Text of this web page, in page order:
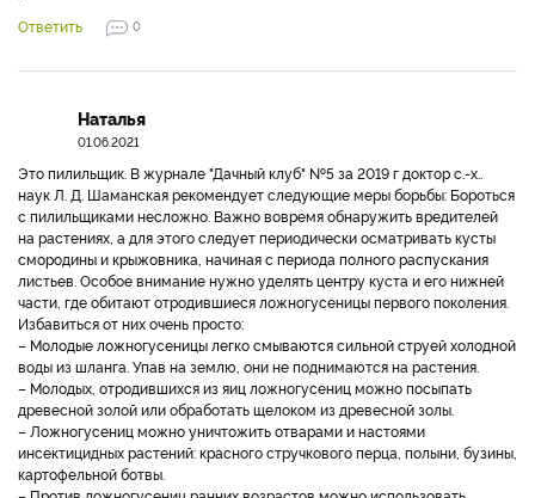
Ответить
0
Наталья
01.06.2021
Это пилильщик. В журнале "Дачный клуб" №5 за 2019 г доктор с.-х..
наук Л. Д. Шаманская рекомендует следующие меры борьбы: Бороться
с пилильщиками несложно. Важно вовремя обнаружить вредителей
на растениях, а для этого следует периодически осматривать кусты
смородины и крыжовника, начиная с периода полного распускания
листьев. Особое внимание нужно уделять центру куста и его нижней
части, где обитают отродившиеся ложногусеницы первого поколения.
Избавиться от них очень просто:
– Молодые ложногусеницы легко смываются сильной струей холодной
воды из шланга. Упав на землю, они не поднимаются на растения.
– Молодых, отродившихся из яиц ложногусениц можно посыпать
древесной золой или обработать щелоком из древесной золы.
– Ложногусениц можно уничтожить отварами и настоями
инсектицидных растений: красного стручкового перца, полыни, бузины,
картофельной ботвы.